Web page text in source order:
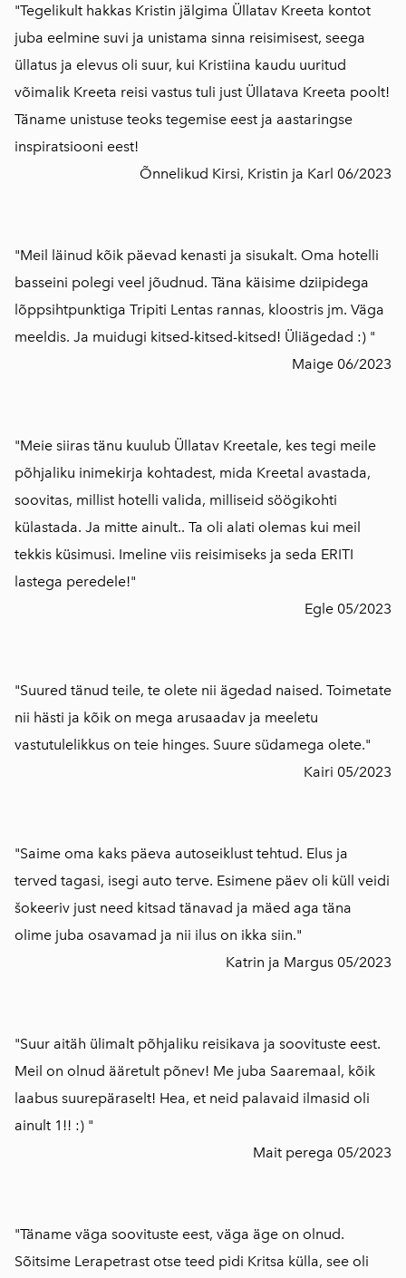
"Tegelikult hakkas Kristin jälgima Üllatav Kreeta kontot
juba eelmine suvi ja unistama sinna reisimisest, seega
üllatus ja elevus oli suur, kui Kristiina kaudu uuritud
võimalik Kreeta reisi vastus tuli just Üllatava Kreeta poolt!
Täname unistuse teoks tegemise eest ja aastaringse
inspiratsiooni eest!
Õnnelikud Kirsi, Kristin ja Karl 06/2023
"Meil läinud kõik päevad kenasti ja sisukalt. Oma hotelli
basseini polegi veel jõudnud. Täna käisime dziipidega
lõppsihtpunktiga Tripiti Lentas rannas, kloostris jm. Väga
meeldis. Ja muidugi kitsed-kitsed-kitsed! Üliägedad :) "
Maige 06/2023
"Meie siiras tänu kuulub Üllatav Kreetale, kes tegi meile
põhjaliku inimekirja kohtadest, mida Kreetal avastada,
soovitas, millist hotelli valida, milliseid söögikohti
külastada. Ja mitte ainult.. Ta oli alati olemas kui meil
tekkis küsimusi. Imeline viis reisimiseks ja seda ERITI
lastega peredele!"
Egle 05/2023
"Suured tänud teile, te olete nii ägedad naised. Toimetate
nii hästi ja kõik on mega arusaadav ja meeletu
vastutulelikkus on teie hinges. Suure südamega olete."
Kairi 05/2023
"Saime oma kaks päeva autoseiklust tehtud. Elus ja
terved tagasi, isegi auto terve. Esimene päev oli küll veidi
šokeeriv just need kitsad tänavad ja mäed aga täna
olime juba osavamad ja nii ilus on ikka siin."
Katrin ja Margus 05/2023
"Suur aitäh ülimalt põhjaliku reisikava ja soovituste eest.
Meil on olnud ääretult põnev! Me juba Saaremaal, kõik
laabus suurepäraselt! Hea, et neid palavaid ilmasid oli
ainult 1!! :) "
Mait perega 05/2023
"Täname väga soovituste eest, väga äge on olnud.
Sõitsime Lerapetrast otse teed pidi Kritsa külla, see oli